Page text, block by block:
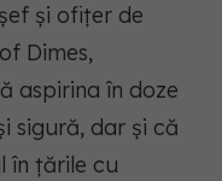
și ofițer de
Dimes,
aspirina în doze
sigură, dar și că
în țările cu